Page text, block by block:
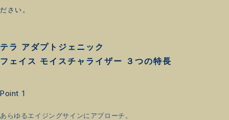
ださい。
テラ アダプトジェニック
フェイス モイスチャライザー ３つの特長
Point 1
あらゆるエイジングサインにアプローチ。